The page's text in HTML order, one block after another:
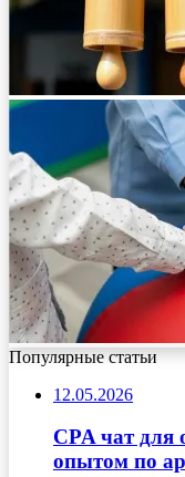
Популярные статьи
12.05.2026
CPA чат для
опытом по